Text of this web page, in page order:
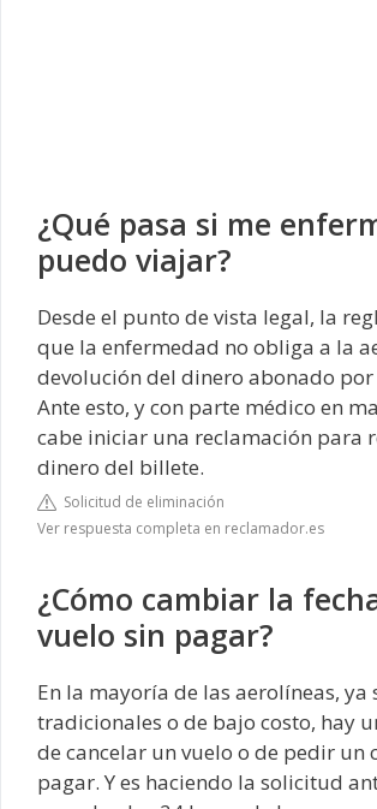
¿Qué pasa si me
puedo viajar?
Desde el punto de vista legal, la
que la enfermedad no obliga a la
devolución del dinero abonado
Ante esto, y con parte médico en
cabe iniciar una reclamación para
dinero del billete.
Solicitud de eliminación
Ver respuesta completa en reclamador.es
¿Cómo cambiar la
vuelo sin pagar?
En la mayoría de las aerolíneas, ya
tradicionales o de bajo costo, hay
de cancelar un vuelo o de pedir un
pagar. Y es haciendo la solicitud